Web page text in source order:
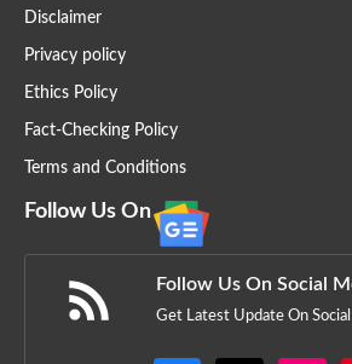
Disclaimer
Privacy policy
Ethics Policy
Fact-Checking Policy
Terms and Conditions
Follow Us On
Follow Us On Social
Get Latest Update On